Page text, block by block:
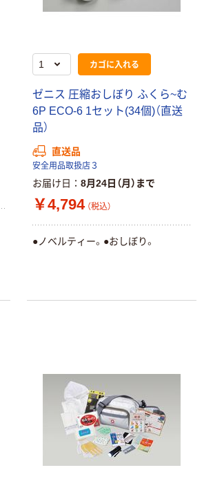
カゴに入れる
ゼニス 圧縮おしぼり ふくら~む
6P ECO-6 1セット(34個)（直送
品）
直送品
安全用品取扱店３
お届け日 8月24日（月）まで
￥4,794 （税込）
●ノベルティー。●おしぼり。